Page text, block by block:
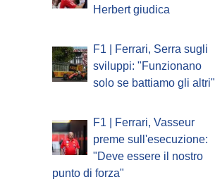
Herbert giudica
F1 | Ferrari, Serra sugli
sviluppi: "Funzionano
solo se battiamo gli altri"
F1 | Ferrari, Vasseur
preme sull'esecuzione:
"Deve essere il nostro
punto di forza"